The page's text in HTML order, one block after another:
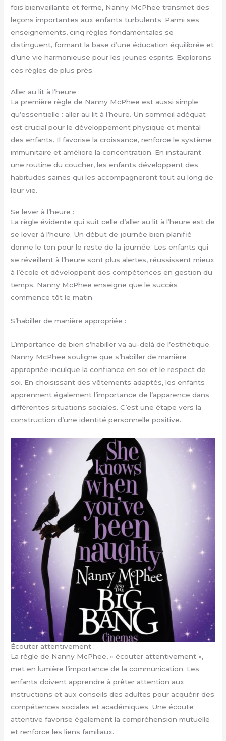
fois bienveillante et ferme, Nanny McPhee transmet des
leçons importantes aux enfants turbulents. Parmi ses
enseignements, cinq règles fondamentales se
distinguent, formant la base d’une éducation équilibrée et
d’une vie harmonieuse pour les jeunes esprits. Explorons
ces règles de plus près.
Aller au lit à l’heure :
La première règle de Nanny McPhee est aussi simple
qu’essentielle : aller au lit à l’heure. Un sommeil adéquat
est crucial pour le développement physique et mental
des enfants. Il favorise la croissance, renforce le système
immunitaire et améliore la concentration. En instaurant
une routine du coucher, les enfants développent des
habitudes saines qui les accompagneront tout au long de
leur vie.
Se lever à l’heure :
La règle évidente qui suit celle d’aller au lit à l’heure est de
se lever à l’heure. Un début de journée bien planifié
donne le ton pour le reste de la journée. Les enfants qui
se réveillent à l’heure sont plus alertes, réussissent mieux
à l’école et développent des compétences en gestion du
temps. Nanny McPhee enseigne que le succès
commence tôt le matin.
S’habiller de manière appropriée :
L’importance de bien s’habiller va au-delà de l’esthétique.
Nanny McPhee souligne que s’habiller de manière
appropriée inculque la confiance en soi et le respect de
soi. En choisissant des vêtements adaptés, les enfants
apprennent également l’importance de l’apparence dans
différentes situations sociales. C’est une étape vers la
construction d’une identité personnelle positive.
Écouter attentivement :
La règle de Nanny McPhee, « écouter attentivement »,
met en lumière l’importance de la communication. Les
enfants doivent apprendre à prêter attention aux
instructions et aux conseils des adultes pour acquérir des
compétences sociales et académiques. Une écoute
attentive favorise également la compréhension mutuelle
et renforce les liens familiaux.